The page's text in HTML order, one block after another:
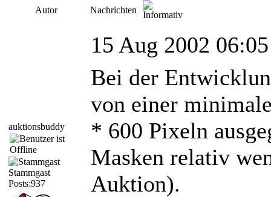
Autor Nachrichten
auktionsbuddy
Stammgast
Posts:937
15 Aug 2002 06:05
Bei der
von einer
* 600 Pixeln
Masken relativ
Auktion).